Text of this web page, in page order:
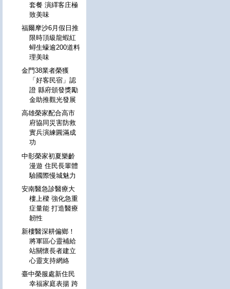
套餐 演繹客庄極
致美味
福爾摩沙6月假日推
限時頂級龍蝦紅
蟳生蠔逾200道料
理美味
金門38業者榮獲
「好客民宿」認
證 縣府頒發獎勵
金助推觀光發展
高雄榮家配合高市
府協同災害防救
實兵演練圓滿成
功
中彰榮家初夏樂齡
漫遊 住民長輩體
驗國際慢城魅力
安南醫急診醫療大
樓上樑 強化急重
症量能 打造醫療
韌性
新樓醫深耕偏鄉！
將軍區心靈補給
站關懷長者建立
心靈支持網絡
臺中榮服處新住民
幸福家庭表揚 跨